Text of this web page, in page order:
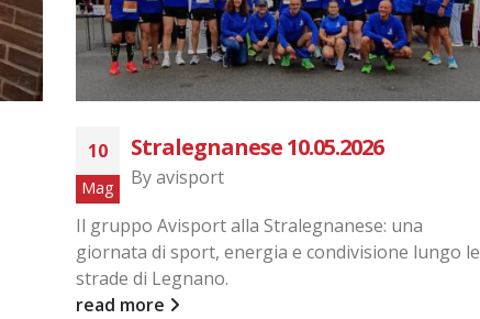
10
Mag
Stralegnanese 10.05.2026
Byavisport
Il gruppo Avisport alla Stralegnanese: una
giornata di sport, energia e condivisione lungo le
strade di Legnano.
read more